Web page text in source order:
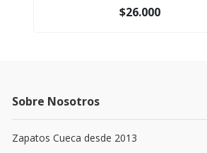
$26.000
Sobre Nosotros
Zapatos Cueca desde 2013